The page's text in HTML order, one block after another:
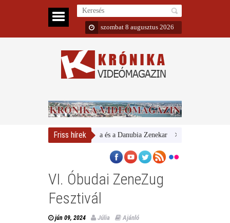
szombat 8 augusztus 2026
Friss hírek
Magyar Nemzeti Galéria és a Danubia Zenekar Bemutatta 2024/25-ös
VI. Óbudai ZeneZug
Fesztivál
jún 09, 2024 Júlia Ajánló